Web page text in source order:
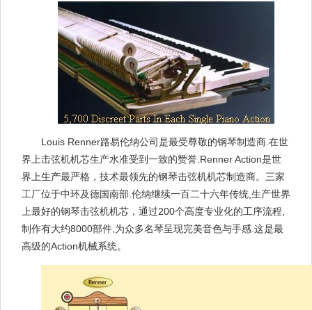
Louis Renner路易伦纳公司是最受尊敬的钢琴制造商.在世
界上击弦机机芯生产水准受到一致的赞誉.Renner Action是世
界上生产最严格，技术最领先的钢琴击弦机机芯制造商。三家
工厂位于中环及德国南部.伦纳继续一百二十六年传统,生产世界
上最好的钢琴击弦机机芯，通过200个高度专业化的工序流程,
制作有大约8000部件,为众多名琴呈现完美音色与手感.这是最
高级的Action机械系统。